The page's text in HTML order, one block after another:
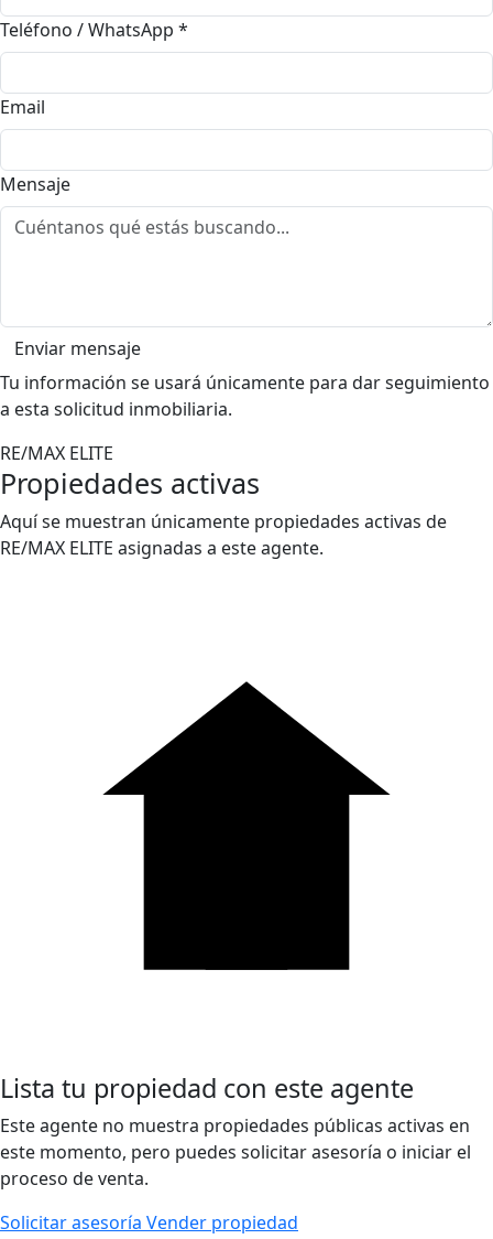
Teléfono / WhatsApp *
Email
Mensaje
Enviar mensaje
Tu información se usará únicamente para dar seguimiento
a esta solicitud inmobiliaria.
RE/MAX ELITE
Propiedades activas
Aquí se muestran únicamente propiedades activas de
RE/MAX ELITE asignadas a este agente.
Lista tu propiedad con este agente
Este agente no muestra propiedades públicas activas en
este momento, pero puedes solicitar asesoría o iniciar el
proceso de venta.
Solicitar asesoría Vender propiedad